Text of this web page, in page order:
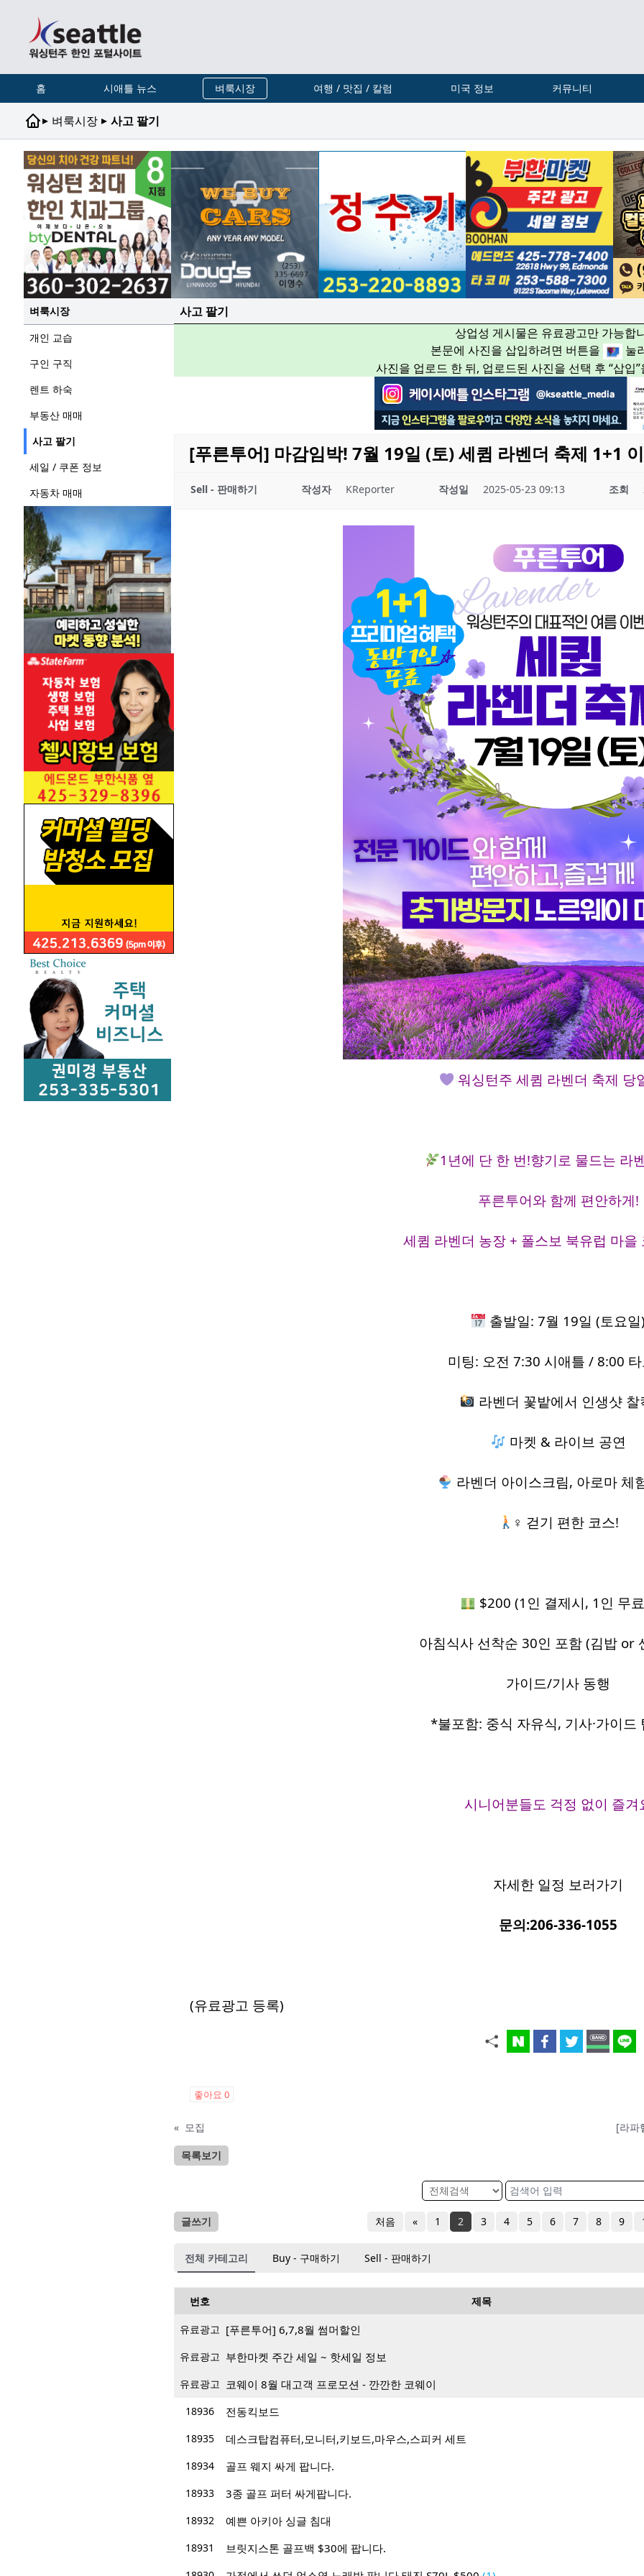
홈 시애틀 뉴스 벼룩시장 여행 / 맛집 / 칼럼 미국 정보 커뮤니티
▸ 벼룩시장 ▸ 사고 팔기
벼룩시장
개인 교습
구인 구직
렌트 하숙
부동산 매매
사고 팔기
세일 / 쿠폰 정보
자동차 매매
사고 팔기
상업성 게시물은 유료광고만 가능합
본문에 사진을 삽입하려면 버튼을
눌
사진을 업로드 한 뒤, 업로드된 사진을 선택 후 “삽입
[푸른투어] 마감임박! 7월 19일 (토) 세큄 라벤더 축제 1+1
Sell - 판매하기 작성자 KReporter 작성일 2025-05-23 09:13 조회
워싱턴주 세큄 라벤더 축제 당
1년에 단 한 번!향기로 물드는 라
푸른투어와 함께 편안하게!
세큄 라벤더 농장 + 폴스보 북유럽 마을
출발일: 7월 19일 (토요일)
미팅: 오전 7:30 시애틀 / 8:00
라벤더 꽃밭에서 인생샷 찰
마켓 & 라이브 공연
라벤더 아이스크림, 아로마 체
‍♀ 걷기 편한 코스!
$200 (1인 결제시, 1인 무
아침식사 선착순 30인 포함 (김밥 or
가이드/기사 동행
*불포함: 중식 자유식, 기사·가이드
시니어분들도 걱정 없이 즐겨
자세한 일정 보러가기
문의:206-336-1055
(유료광고 등록)
좋아요 0
« 모집 [라파
목록보기
글쓰기 처음 « 1 2 3 4 5 6 7 8 9
전체 카테고리 Buy - 구매하기 Sell - 판매하기
번호 제목
유료광고 [푸른투어] 6,7,8월 썸머할인
유료광고 부한마켓 주간 세일 ~ 핫세일 정보
유료광고 코웨이 8월 대고객 프로모션 - 깐깐한 코웨이
18936
전동킥보드
18935
데스크탑컴퓨터,모니터,키보드,마우스,스피커 세트
18934
골프 웨지 싸게 팝니다.
18933
3종 골프 퍼터 싸게팝니다.
18932
예쁜 아키아 싱글 침대
18931
브릿지스톤 골프백 $30에 팝니다.